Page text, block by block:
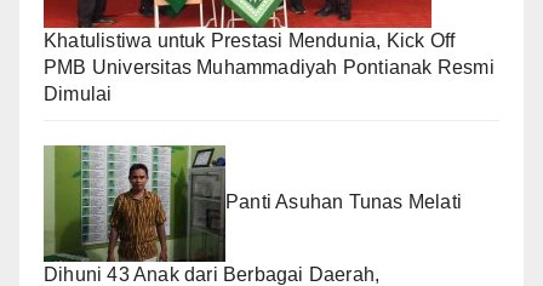
Khatulistiwa untuk Prestasi Mendunia, Kick Off
PMB Universitas Muhammadiyah Pontianak Resmi
Dimulai
Panti Asuhan Tunas Melati
Dihuni 43 Anak dari Berbagai Daerah,